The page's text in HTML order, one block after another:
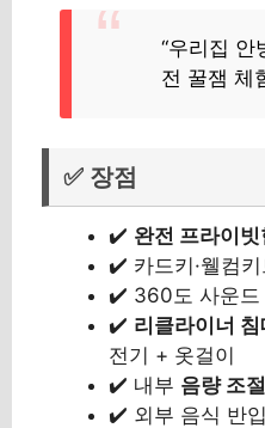
“우리집 안
전 꿀잼 체
✅ 장점
✔️ 완전 프라이
✔️ 카드키·웰컴
✔️ 360도 사운드
✔️ 리클라이너 침
전기 + 옷걸이
✔️ 내부 음량 조
✔️ 외부 음식 반